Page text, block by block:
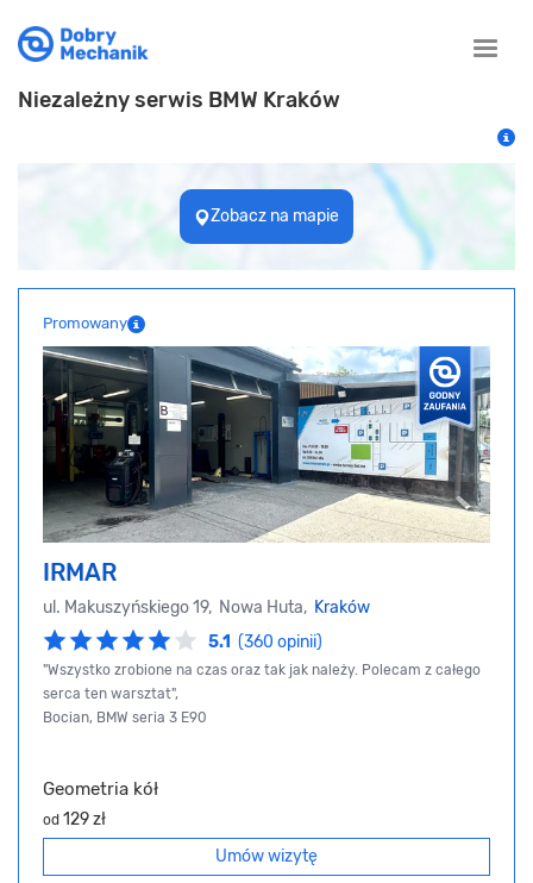
Toggle
Niezależny serwis BMW Kraków
Zobacz na mapie
Promowany
IRMAR
ul. Makuszyńskiego 19, Nowa Huta, Kraków
5.1 (360 opinii)
"Wszystko zrobione na czas oraz tak jak należy. Polecam z całego
serca ten warsztat",
Bocian, BMW seria 3 E90
Geometria kół
od 129 zł
Umów wizytę